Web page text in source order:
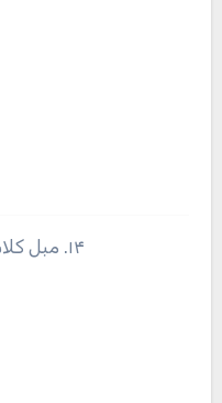
۱۴. مبل کلاسیک راحتی جدید